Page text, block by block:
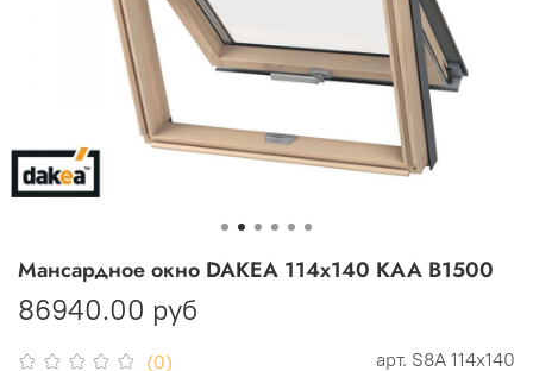
(0) арт. S8A 114x140
Мансардное окно DAKEA 114х140 KAA B1500
86940.00 руб